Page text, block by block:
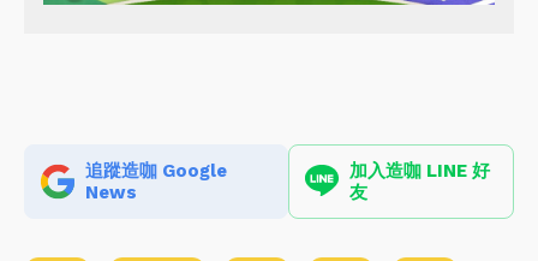
追蹤造咖 Google
News
加入造咖 LINE 好
友